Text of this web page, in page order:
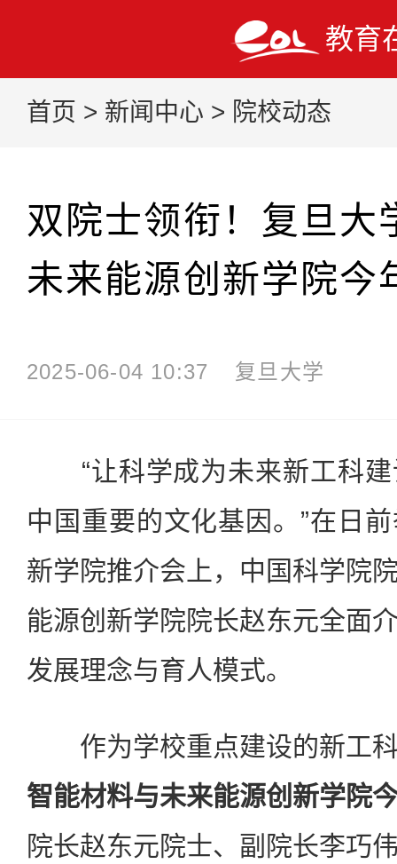
教育
首页 > 新闻中心 > 院校动态
双院士领衔！复旦大
未来能源创新学院今
2025-06-04 10:37 复旦大学
“让科学成为未来新工科建
中国重要的文化基因。”在日
新学院推介会上，中国科学院
能源创新学院院长赵东元全面
发展理念与育人模式。
作为学校重点建设的新工科
智能材料与未来能源创新学院
院长赵东元院士、副院长李巧